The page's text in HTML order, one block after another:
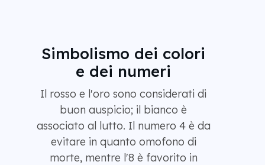
Simbolismo dei colori
e dei numeri
Il rosso e l'oro sono considerati di
buon auspicio; il bianco è
associato al lutto. Il numero 4 è da
evitare in quanto omofono di
morte, mentre l'8 è favorito in